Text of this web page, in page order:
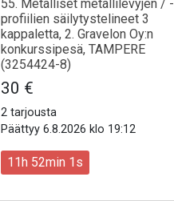
55. Metalliset metallilevyjen / -
profiilien säilytystelineet 3
kappaletta, 2. Gravelon Oy:n
konkurssipesä, TAMPERE
(3254424-8)
30 €
2 tarjousta
Päättyy 6.8.2026 klo 19:12
11h 51min 59s